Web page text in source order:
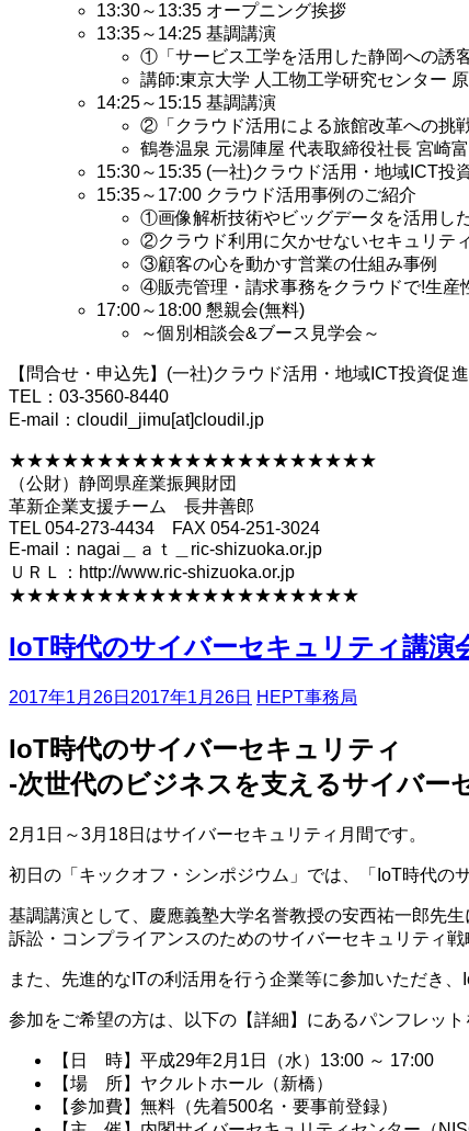
13:30～13:35 オープニング挨拶
13:35～14:25 基調講演
①「サービス工学を活用した静岡への誘
講師:東京大学 人工物工学研究センター
14:25～15:15 基調講演
②「クラウド活用による旅館改革への挑戦
鶴巻温泉 元湯陣屋 代表取締役社長 宮崎
15:30～15:35 (一社)クラウド活用・地域ICT投
15:35～17:00 クラウド活用事例のご紹介
①画像解析技術やビッグデータを活用し
②クラウド利用に欠かせないセキュリテ
③顧客の心を動かす営業の仕組み事例
④販売管理・請求事務をクラウドで!生産
17:00～18:00 懇親会(無料)
～個別相談会&ブース見学会～
【問合せ・申込先】(一社)クラウド活用・地域ICT投資促
TEL：03-3560-8440
E-mail：cloudil_jimu[at]cloudil.jp
★★★★★★★★★★★★★★★★★★★★★
（公財）静岡県産業振興財団
革新企業支援チーム 長井善郎
TEL 054-273-4434 FAX 054-251-3024
E-mail：nagai＿ａｔ＿ric-shizuoka.or.jp
ＵＲＬ：http://www.ric-shizuoka.or.jp
★★★★★★★★★★★★★★★★★★★★
IoT時代のサイバーセキュリティ講演
2017年1月26日 2017年1月26日 HEPT事務局
IoT時代のサイバーセキュリティ
-次世代のビジネスを支えるサイバー
2月1日～3月18日はサイバーセキュリティ月間です。
初日の「キックオフ・シンポジウム」では、「IoT時代の
基調講演として、慶應義塾大学名誉教授の安西祐一郎先
訴訟・コンプライアンスのためのサイバーセキュリティ戦
また、先進的なITの利活用を行う企業等に参加いただき
参加をご希望の方は、以下の【詳細】にあるパンフレッ
【日 時】平成29年2月1日（水）13:00 ～ 17:00
【場 所】ヤクルトホール（新橋）
【参加費】無料（先着500名・要事前登録）